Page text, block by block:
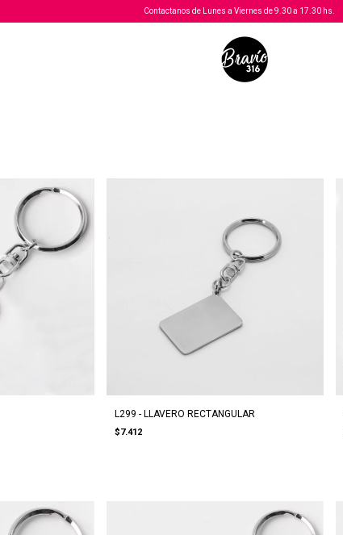
Contactanos de Lunes a Viernes de 9.30 a 17.30 hs.
L299 - LLAVERO RECTANGULAR
$7.412